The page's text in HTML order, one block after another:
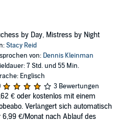
this man.
wealth and empire by dealing secrets
underworld. He is determined to
depraved world they’ve known their
is the perfect woman to help sponsor
only problem is that he wants more
divide between them ensures she
secret.
Dreamscape Media, LLC
by Day, Mistress by Night
Stacy Reid
von: Dennis Kleinman
7 Std. und 55 Min.
Englisch
3 Bewertungen
€ oder kostenlos mit einem
Verlängert sich automatisch
6,99 €/Monat nach Ablauf des